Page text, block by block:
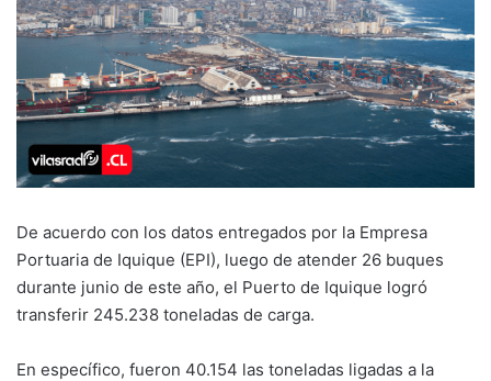
De acuerdo con los datos entregados por la Empresa
Portuaria de Iquique (EPI), luego de atender 26 buques
durante junio de este año, el Puerto de Iquique logró
transferir 245.238 toneladas de carga.
En específico, fueron 40.154 las toneladas ligadas a la